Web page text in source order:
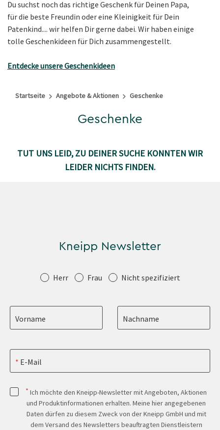
Du suchst noch das richtige Geschenk für Deinen Papa,
für die beste Freundin oder eine Kleinigkeit für Dein
Patenkind.... wir helfen Dir gerne dabei. Wir haben einige
tolle Geschenkideen für Dich zusammengestellt.
Entdecke unsere Geschenkideen
Startseite Angebote & Aktionen Geschenke
Geschenke
TUT UNS LEID, ZU DEINER SUCHE KONNTEN WIR
LEIDER NICHTS FINDEN.
Kneipp Newsletter
Anrede Herr Frau Nicht spezifiziert
Vorname Nachname
E-Mail
* Ich möchte den Kneipp-Newsletter mit Angeboten, Aktionen
und Produktinformationen erhalten. Meine hier angegebenen
Daten dürfen zu diesem Zweck von der Kneipp GmbH und mit
dem Versand des Newsletters beauftragten Dienstleistern